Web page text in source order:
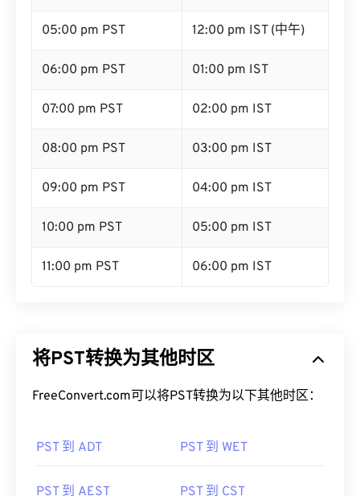
05:00 pm PST 12:00 pm IST (中午)
06:00 pm PST 01:00 pm IST
07:00 pm PST 02:00 pm IST
08:00 pm PST 03:00 pm IST
09:00 pm PST 04:00 pm IST
10:00 pm PST 05:00 pm IST
11:00 pm PST 06:00 pm IST
将PST转换为其他时区
FreeConvert.com可以将PST转换为以下其他时区：
PST 到 ADT PST 到 WET
PST 到 AEST PST 到 CST